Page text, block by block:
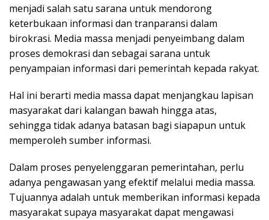
menjadi salah satu sarana untuk mendorong
keterbukaan informasi dan tranparansi dalam
birokrasi. Media massa menjadi penyeimbang dalam
proses demokrasi dan sebagai sarana untuk
penyampaian informasi dari pemerintah kepada rakyat.
Hal ini berarti media massa dapat menjangkau lapisan
masyarakat dari kalangan bawah hingga atas,
sehingga tidak adanya batasan bagi siapapun untuk
memperoleh sumber informasi.
Dalam proses penyelenggaran pemerintahan, perlu
adanya pengawasan yang efektif melalui media massa.
Tujuannya adalah untuk memberikan informasi kepada
masyarakat supaya masyarakat dapat mengawasi